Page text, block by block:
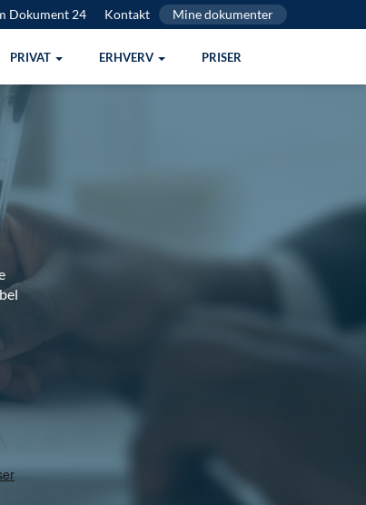
Dokument 24 Kontakt Mine dokumenter
PRIVAT ERHVERV PRISER